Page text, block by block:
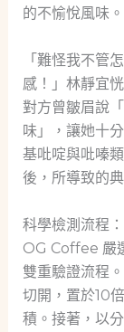
的不愉悅風味。
「難怪我不管
感！」林靜宜
對方曾皺眉說
味」，讓她十
基吡啶與吡嗪
後，所導致的
科學檢測流程
OG Coffee 嚴
雙重驗證流程
切開，置於10
積。接著，以